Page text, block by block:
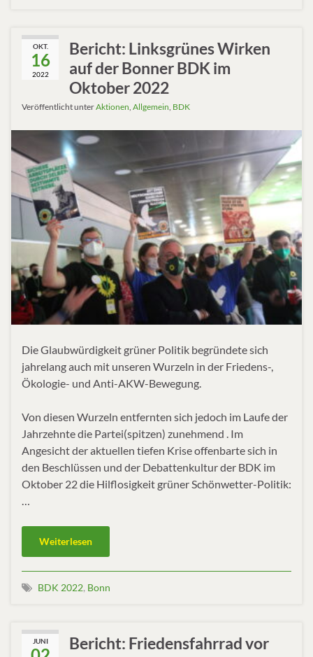
OKT.
16
2022
Bericht: Linksgrünes Wirken
auf der Bonner BDK im
Oktober 2022
Veröffentlicht unterAktionen, Allgemein, BDK
Die Glaubwürdigkeit grüner Politik begründete sich
jahrelang auch mit unseren Wurzeln in der Friedens-,
Ökologie- und Anti-AKW-Bewegung.
Von diesen Wurzeln entfernten sich jedoch im Laufe der
Jahrzehnte die Partei(spitzen) zunehmend . Im
Angesicht der aktuellen tiefen Krise offenbarte sich in
den Beschlüssen und der Debattenkultur der BDK im
Oktober 22 die Hilflosigkeit grüner Schönwetter-Politik:
Weiterlesen
BDK 2022, Bonn
JUNI
Bericht: Friedensfahrrad vor